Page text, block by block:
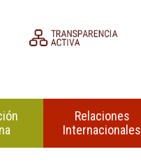
Relaciones
Internacionales